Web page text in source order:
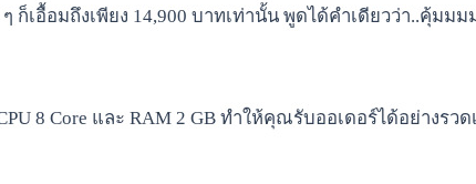
เอื้อมถึงเพียง 14,900 บาทเท่านั้น พูดได้คำเดียวว่า..คุ้มม
8 Core และ RAM 2 GB ทำให้คุณรับออเดอร์ได้อย่างรว